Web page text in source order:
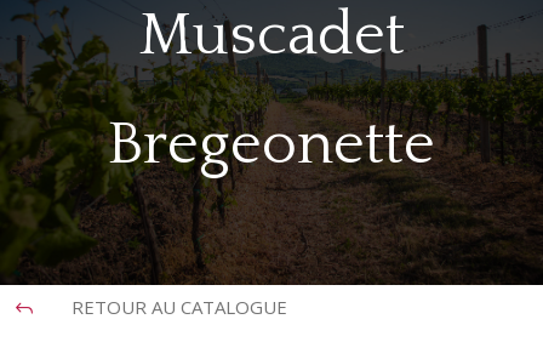
Muscadet
Bregeonette
J RETOUR AU CATALOGUE